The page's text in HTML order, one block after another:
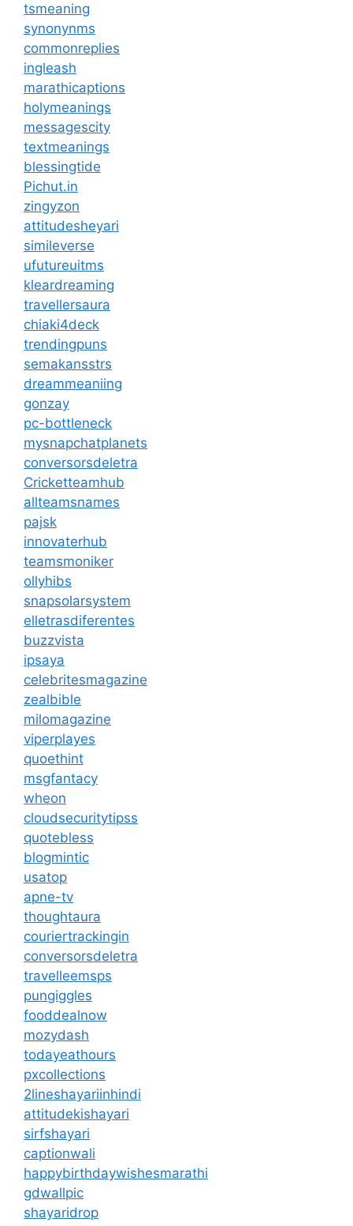
tsmeaning
synonynms
commonreplies
ingleash
marathicaptions
holymeanings
messagescity
textmeanings
blessingtide
Pichut.in
zingyzon
attitudesheyari
simileverse
ufutureuitms
kleardreaming
travellersaura
chiaki4deck
trendingpuns
semakansstrs
dreammeaniing
gonzay
pc-bottleneck
mysnapchatplanets
conversorsdeletra
Cricketteamhub
allteamsnames
pajsk
innovaterhub
teamsmoniker
ollyhibs
snapsolarsystem
elletrasdiferentes
buzzvista
ipsaya
celebritesmagazine
zealbible
milomagazine
viperplayes
quoethint
msgfantacy
wheon
cloudsecuritytipss
quotebless
blogmintic
usatop
apne-tv
thoughtaura
couriertrackingin
conversorsdeletra
travelleemsps
pungiggles
fooddealnow
mozydash
todayeathours
pxcollections
2lineshayariinhindi
attitudekishayari
sirfshayari
captionwali
happybirthdaywishesmarathi
gdwallpic
shayaridrop